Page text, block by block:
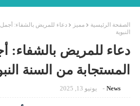
الصفحة الرئيسية مميز
دعاء للمريض بالشفاء: أجمل
النبوية
دعاء للمريض بالشفاء:
المستجابة من السنة
News يونيو 13, 2025